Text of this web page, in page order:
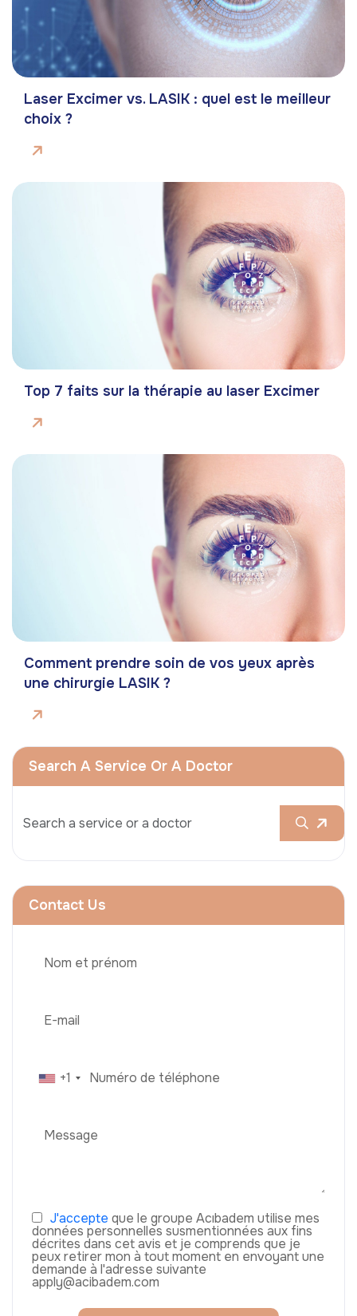
Laser Excimer vs. LASIK : quel est le meilleur
choix ?
Top 7 faits sur la thérapie au laser Excimer
Comment prendre soin de vos yeux après
une chirurgie LASIK ?
Search A Service Or A Doctor
Contact Us
+1
J'accepte que le groupe Acıbadem utilise mes
données personnelles susmentionnées aux fins
décrites dans cet avis et je comprends que je
peux retirer mon à tout moment en envoyant une
demande à l'adresse suivante
apply@acibadem.com